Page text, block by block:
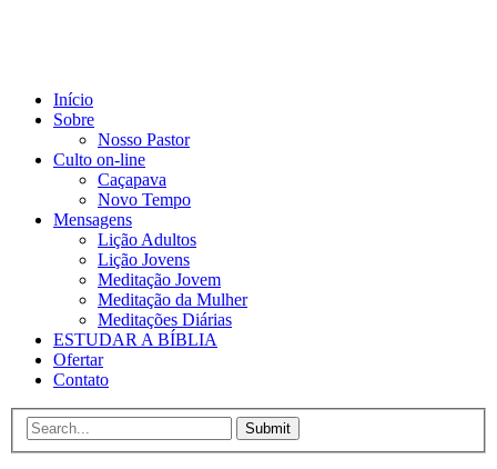
Início
Sobre
Nosso Pastor
Culto on-line
Caçapava
Novo Tempo
Mensagens
Lição Adultos
Lição Jovens
Meditação Jovem
Meditação da Mulher
Meditações Diárias
ESTUDAR A BÍBLIA
Ofertar
Contato
Submit